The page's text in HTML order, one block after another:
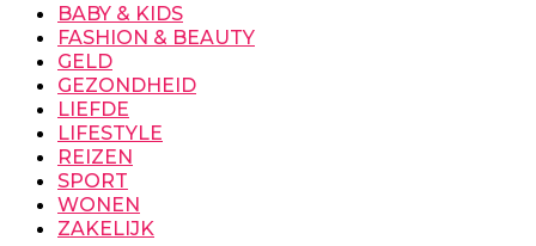
BABY & KIDS
FASHION & BEAUTY
GELD
GEZONDHEID
LIEFDE
LIFESTYLE
REIZEN
SPORT
WONEN
ZAKELIJK